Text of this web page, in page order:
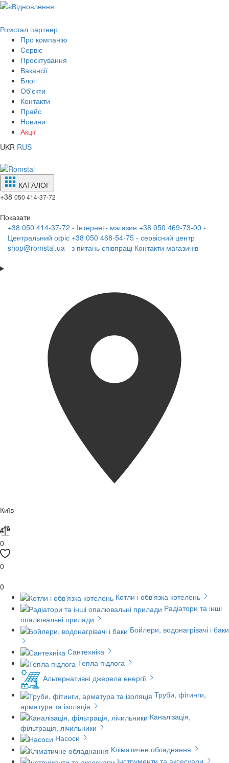
Ромстал партнер
Про компанію
Сервіс
Проєктування
Вакансії
Блог
Об'єкти
Контакти
Прайс
Новини
Акції
UKR RUS
КАТАЛОГ
+38 050 414-37-72
Показати
+38 050 414-37-72 - Інтернет- магазин +38 050 469-73-00 -
Центральний офіс +38 050 468-54-75 - сервісний центр
shop@romstal.ua - з питань співпраці Контакти магазинів
Київ
0
0
0
Котли і обв'язка котелень
Радіатори та інші
опалювальні прилади
Бойлери, водонагрівачі і баки
Сантехніка
Тепла підлога
Альтернативні джерела енергії
Труби, фітинги,
арматура та ізоляція
Каналізація,
фільтрація, лічильники
Насоси
Кліматичне обладнання
Інструменти та аксесуари